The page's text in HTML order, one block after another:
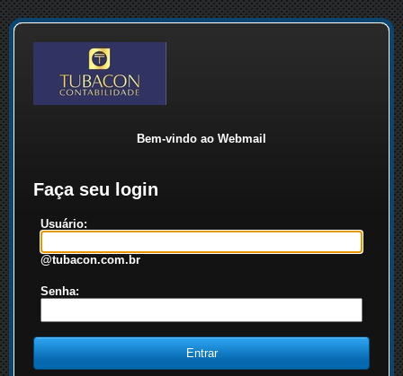
Bem-vindo ao Webmail
Faça seu login
Usuário:
@tubacon.com.br
Senha: